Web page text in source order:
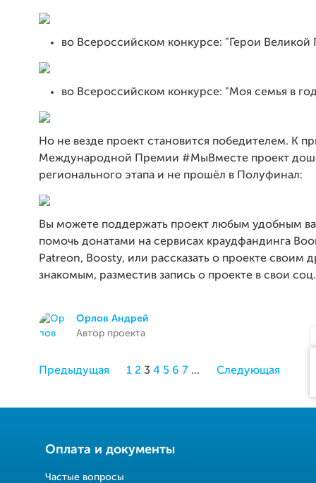
во Всероссийском конкурсе: "Герои
во Всероссийском конкурсе: "Моя семья в
Но не везде проект становится победителем. К
Международной Премии #МыВместе проект
регионального этапа и не прошёл в Полуфинал:
Вы можете поддержать проект любым удобным
помочь донатами на сервисах краудфандинга
Patreon, Boosty, или рассказать о проекте своим
знакомым, разместив запись о проекте в свои
Орлов Андрей
Автор проекта
Предыдущая 1 2 3 4 5 6 7 ... Следующая
Оплата и документы
Частые вопросы